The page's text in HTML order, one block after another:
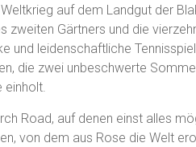
auf dem Landgut der
zweiten Gärtners und die
und leidenschaftliche
die zwei unbeschwerte
einholt.
Road, auf denen einst alles
von dem aus Rose die Welt